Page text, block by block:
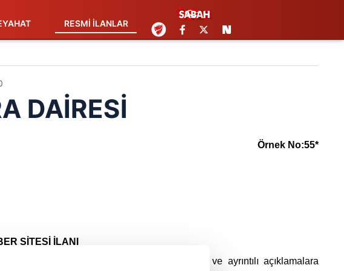
RESMİ İLANLAR
DAİRESİ
Örnek No:55*
SİTESİ İLANI
görsellerine, artırmaya ilişkin şartlara ve ayrıntılı açıklamalara